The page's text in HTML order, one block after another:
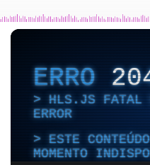
ERRO
HLS.JS FATAL
ERROR
ESTE
MOMENTO